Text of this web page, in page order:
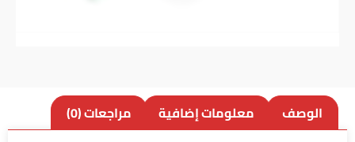
الوصف معلومات إضافية مراجعات (0)